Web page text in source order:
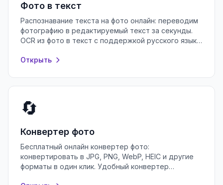
Фото в текст
Распознавание текста на фото онлайн: переводим
фотографию в редактируемый текст за секунды.
OCR из фото в текст с поддержкой русского языка
Открыть
🔄
Конвертер фото
Бесплатный онлайн конвертер фото:
конвертировать в JPG, PNG, WebP, HEIC и другие
форматы в один клик. Удобный конвертер